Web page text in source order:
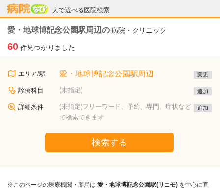
人で選べる医院検索
病院なび
愛・地球博記念公園駅周辺の 病院・クリニック
60 件見つかりました
エリア/駅 愛・地球博記念公園駅周辺 変更
診療科目 (未指定) 追加
詳細条件
(未指定)フリーワード、予約、専門、症状など
で検索できます
追加
検索する
※このページの医療機関・薬局は 愛・地球博記念公園駅(リニモ) を中心に直